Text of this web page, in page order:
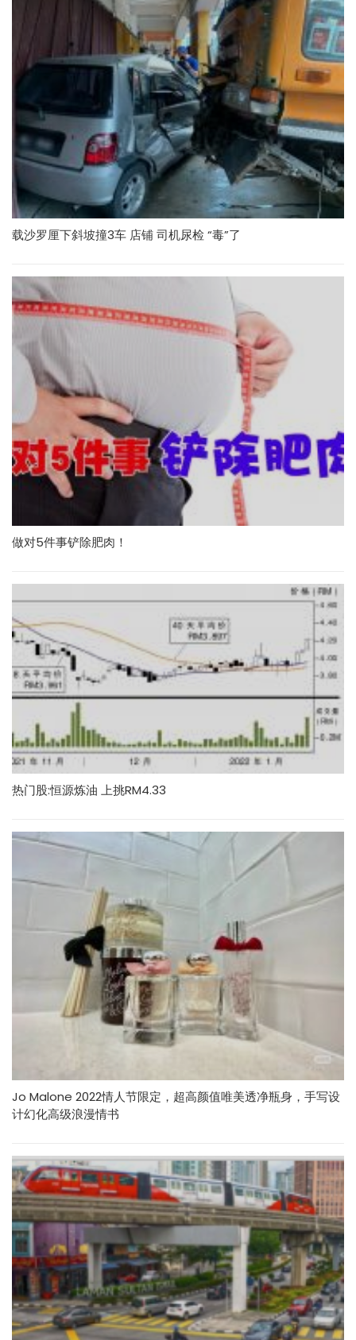
载沙罗厘下斜坡撞3车 店铺 司机尿检 “毒”了
做对5件事铲除肥肉！
热门股:恒源炼油 上挑RM4.33
Jo Malone 2022情人节限定，超高颜值唯美透净瓶身，手写设
计幻化高级浪漫情书